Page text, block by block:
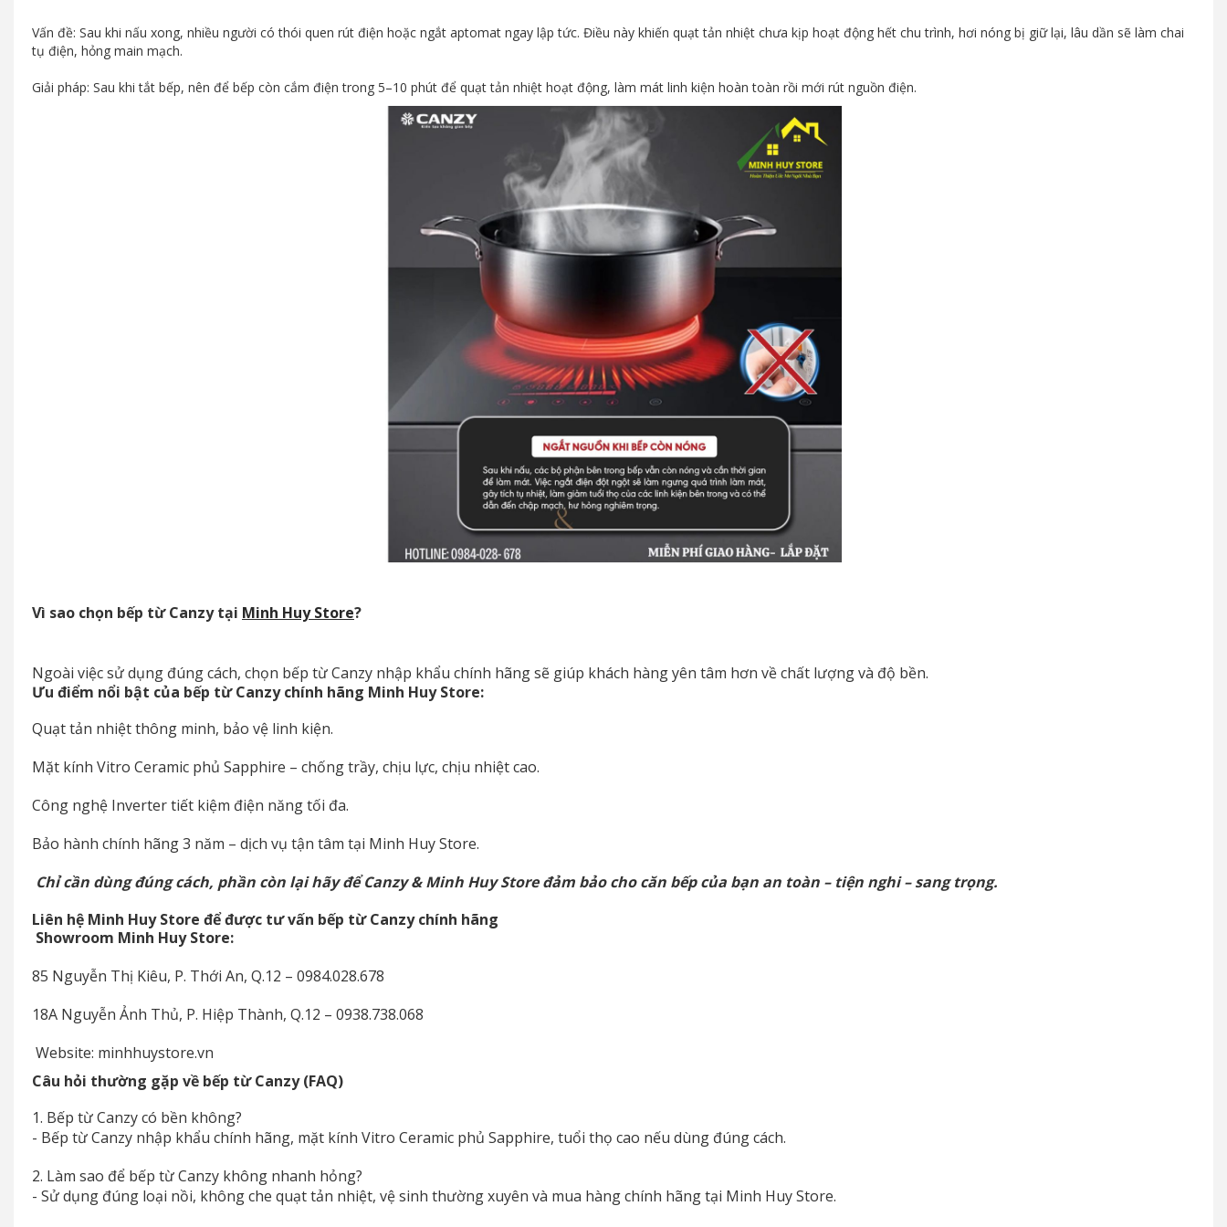
Vấn đề: Sau khi nấu xong, nhiều người có thói quen rút điện hoặc ngắt aptomat ngay lập tức. Điều này khiến quạt tản nhiệt chưa kịp hoạt động hết chu trình, hơi nóng bị giữ lại, lâu dần sẽ làm chai
tụ điện, hỏng main mạch.
Giải pháp: Sau khi tắt bếp, nên để bếp còn cắm điện trong 5–10 phút để quạt tản nhiệt hoạt động, làm mát linh kiện hoàn toàn rồi mới rút nguồn điện.
Vì sao chọn bếp từ Canzy tại Minh Huy Store?
Ngoài việc sử dụng đúng cách, chọn bếp từ Canzy nhập khẩu chính hãng sẽ giúp khách hàng yên tâm hơn về chất lượng và độ bền.
Ưu điểm nổi bật của bếp từ Canzy chính hãng Minh Huy Store:
Quạt tản nhiệt thông minh, bảo vệ linh kiện.
Mặt kính Vitro Ceramic phủ Sapphire – chống trầy, chịu lực, chịu nhiệt cao.
Công nghệ Inverter tiết kiệm điện năng tối đa.
Bảo hành chính hãng 3 năm – dịch vụ tận tâm tại Minh Huy Store.
Chỉ cần dùng đúng cách, phần còn lại hãy để Canzy & Minh Huy Store đảm bảo cho căn bếp của bạn an toàn – tiện nghi – sang trọng.
Liên hệ Minh Huy Store để được tư vấn bếp từ Canzy chính hãng
Showroom Minh Huy Store:
85 Nguyễn Thị Kiêu, P. Thới An, Q.12 – 0984.028.678
18A Nguyễn Ảnh Thủ, P. Hiệp Thành, Q.12 – 0938.738.068
Website: minhhuystore.vn
Câu hỏi thường gặp về bếp từ Canzy (FAQ)
1. Bếp từ Canzy có bền không?
- Bếp từ Canzy nhập khẩu chính hãng, mặt kính Vitro Ceramic phủ Sapphire, tuổi thọ cao nếu dùng đúng cách.
2. Làm sao để bếp từ Canzy không nhanh hỏng?
- Sử dụng đúng loại nồi, không che quạt tản nhiệt, vệ sinh thường xuyên và mua hàng chính hãng tại Minh Huy Store.